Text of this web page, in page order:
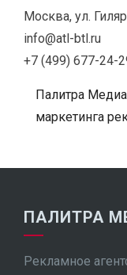
Москва, ул.
info@atl-btl.ru
+7 (499) 677-24-
Палитра
маркетинга
ПАЛИТРА
Рекламное